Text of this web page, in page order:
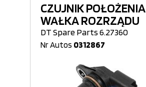
CZUJNIK POŁOŻENIA
WAŁKA ROZRZĄDU
DT Spare Parts 6.27360
Nr Autos 0312867